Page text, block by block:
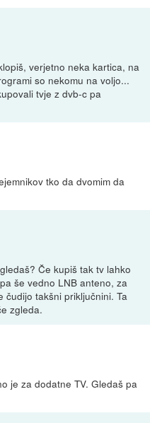
verjetno neka kartica, na
so nekomu na voljo...
tvje z dvb-c pa
tko da dvomim da
Če kupiš tak tv lahko
še vedno LNB anteno, za
čudijo takšni priključnini. Ta
zgleda.
je za dodatne TV. Gledaš pa